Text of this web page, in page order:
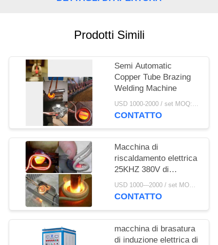
POLITICA
SULLA
PRIVACY
Prodotti Simili
Semi Automatic
Copper Tube Brazing
Welding Machine
USD 1000-2000 / set MOQ:1 set
CONTATTO
Macchina di
riscaldamento elettrica
25KHZ 380V di
brasatura di induzioneUSD 1000---2000 / set MOQ:1 insieme
CONTATTO
macchina di brasatura
di induzione elettrica di